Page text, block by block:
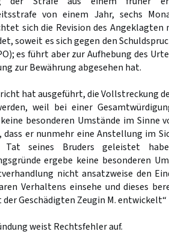
von einem Jahr, sechs
sich die Revision des
soweit es sich gegen den
es führt aber zur Aufhebung des
zur Bewährung abgesehen hat.
hat ausgeführt, die Vollstreckung
weil bei einer
besonderen Umstände im Sinne
dass er nunmehr eine Anstellung im
seines Bruders geleistet
ergebe keine besonderen
nicht ansatzweise den
Verhaltens einsehe und dieses
Geschädigten Zeugin M. entwickelt“
weist Rechtsfehler auf.